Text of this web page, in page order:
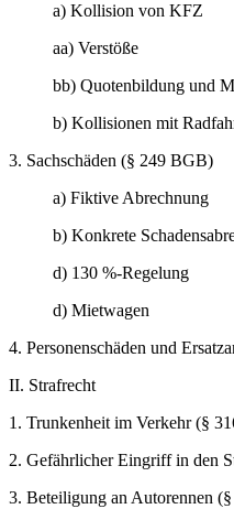
a) Kollision von KFZ
aa) Verstöße
bb) Quotenbildung und
b) Kollisionen mit
3. Sachschäden (§ 249 BGB)
a) Fiktive Abrechnung
b) Konkrete
d) 130 %-Regelung
d) Mietwagen
4. Personenschäden und
II. Strafrecht
1. Trunkenheit im Verkehr (§
2. Gefährlicher Eingriff in den
3. Beteiligung an Autorennen